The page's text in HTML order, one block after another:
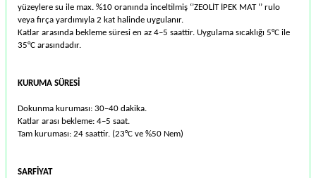
yüzeylere su ile max. %10 oranında inceltilmiş ‘’ZEOLİT İPEK MAT ‘’ rulo
veya fırça yardımıyla 2 kat halinde uygulanır.
Katlar arasında bekleme süresi en az 4–5 saattir. Uygulama sıcaklığı 5°C ile
35°C arasındadır.
KURUMA SÜRESİ
Dokunma kuruması: 30–40 dakika.
Katlar arası bekleme: 4–5 saat.
Tam kuruması: 24 saattir. (23°C ve %50 Nem)
SARFİYAT